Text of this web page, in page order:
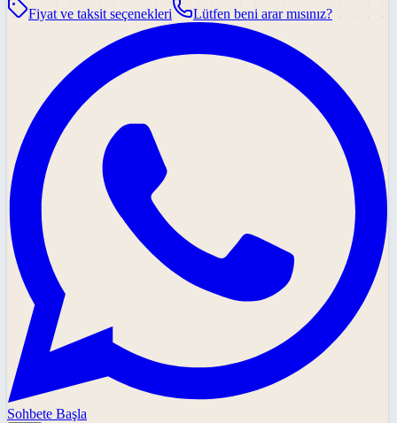
Fiyat ve taksit seçenekleri
Lütfen beni arar mısınız?
Sohbete Başla